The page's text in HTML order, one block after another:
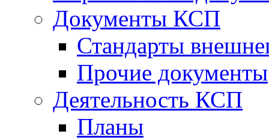
Документы КСП
Стандарты
Прочие документы
Деятельность КСП
Планы